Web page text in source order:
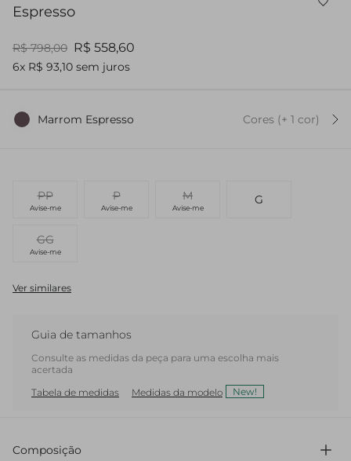
Espresso
R$ 798,00 R$ 558,60
6x R$ 93,10 sem juros
Marrom Espresso Cores (+ 1 cor)
PP
Avise-me
P
Avise-me
M
Avise-me
G
GG
Avise-me
Ver similares
Guia de tamanhos
Consulte as medidas da peça para uma escolha mais
acertada
Tabela de medidas
Medidas da modelo New!
Composição